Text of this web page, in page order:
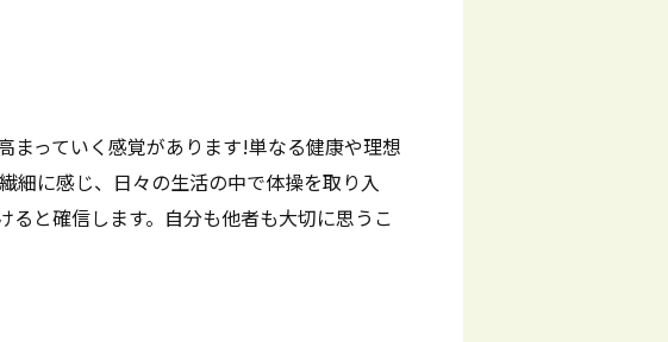
っていく感覚があります!単なる健康や理想
細に感じ、日々の生活の中で体操を取り入
と確信します。自分も他者も大切に思うこ